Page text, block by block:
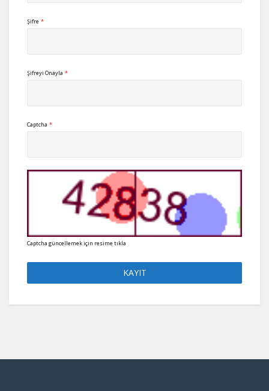
Şifre *
Şifreyi Onayla *
Captcha *
Captcha güncellemek için resime tıkla